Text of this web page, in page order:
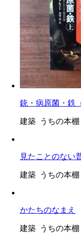
銃・病原菌・鉄
建築 うちの本棚
見たことのない
建築 うちの本棚
かたちのなまえ
建築 うちの本棚